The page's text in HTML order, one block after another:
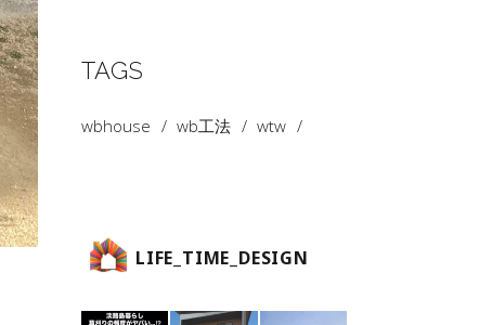
TAGS
wbhouse wb工法 wtw
LIFE_TIME_DESIGN